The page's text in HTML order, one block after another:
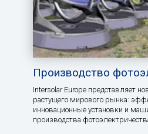
Производство
Intersolar Europe представляет
растущего мирового рынка:
инновационные установки и
производства